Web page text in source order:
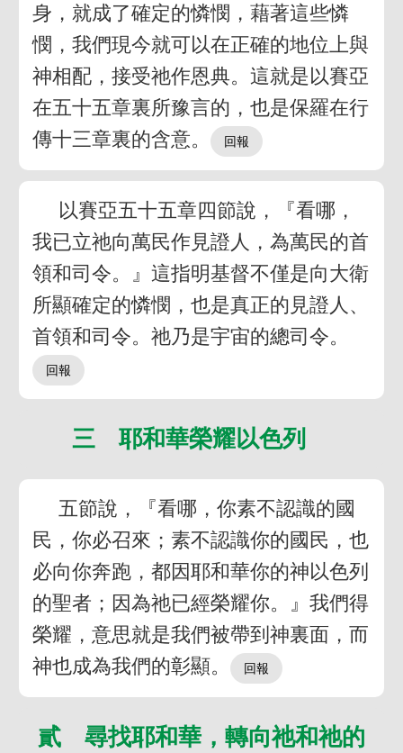
身，就成了確定的憐憫，藉著這些憐
憫，我們現今就可以在正確的地位上與
神相配，接受祂作恩典。這就是以賽亞
在五十五章裏所豫言的，也是保羅在行
傳十三章裏的含意。
以賽亞五十五章四節說，『看哪，
我已立祂向萬民作見證人，為萬民的首
領和司令。』這指明基督不僅是向大衛
所顯確定的憐憫，也是真正的見證人、
首領和司令。祂乃是宇宙的總司令。
三 耶和華榮耀以色列
五節說，『看哪，你素不認識的國
民，你必召來；素不認識你的國民，也
必向你奔跑，都因耶和華你的神以色列
的聖者；因為祂已經榮耀你。』我們得
榮耀，意思就是我們被帶到神裏面，而
神也成為我們的彰顯。
貳 尋找耶和華，轉向祂和祂的